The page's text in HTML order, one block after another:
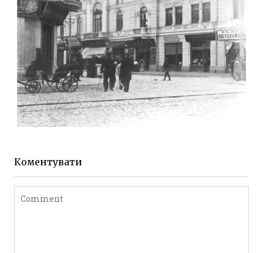
ЖИТОМИР МИХАЙЛІВСЬКА 1903 РОКУ
Коментувати